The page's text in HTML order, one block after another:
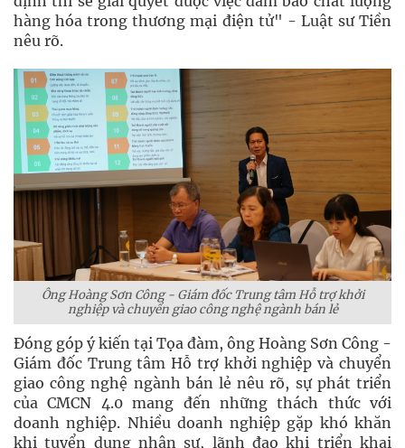
hàng hóa trong thương mại điện tử" - Luật sư Tiền
nêu rõ.
Ông Hoàng Sơn Công - Giám đốc Trung tâm Hỗ trợ khởi
nghiệp và chuyển giao công nghệ ngành bán lẻ
Đóng góp ý kiến tại Tọa đàm, ông Hoàng Sơn Công -
Giám đốc Trung tâm Hỗ trợ khởi nghiệp và chuyển
giao công nghệ ngành bán lẻ nêu rõ, sự phát triển
của CMCN 4.0 mang đến những thách thức với
doanh nghiệp. Nhiều doanh nghiệp gặp khó khăn
khi tuyển dụng nhân sự, lãnh đạo khi triển khai